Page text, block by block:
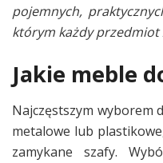
pojemnych,
którym każdy przedmiot
Jakie meble
Najczęstszym wyborem
metalowe lub
zamykane szafy.